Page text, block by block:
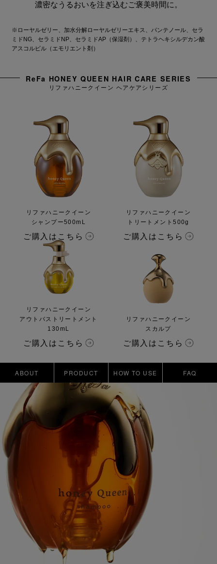
濃密なうるおいを注ぎ込むご褒美時間に。
※ローヤルゼリー、加水分解ローヤルゼリーエキス、パンテノール、セラ
ミドNG、セラミドNP、セラミドAP（保湿剤）、テトラヘキシルデカン酸
アスコルビル（エモリエント剤）
ReFa HONEY QUEEN HAIR CARE SERIES
リファハニークイーン ヘアケアシリーズ
リファハニークイーン
シャンプー500mL
ご購入はこちら
リファハニークイーン
トリートメント500g
ご購入はこちら
リファハニークイーン
アウトバストリートメント
130mL
ご購入はこちら
リファハニークイーン
スカルプ
ご購入はこちら
ABOUT PRODUCT HOW TO USE FAQ